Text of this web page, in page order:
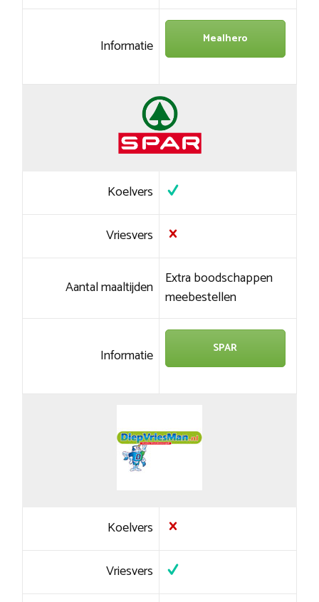
Informatie Mealhero
Koelvers
Vriesvers
Aantal maaltijden Extra boodschappen
meebestellen
Informatie SPAR
Koelvers
Vriesvers